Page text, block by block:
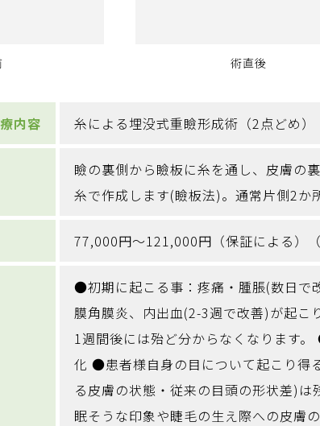
術直後
内容 糸による埋没式重瞼形成術（2点どめ）
瞼の裏側から瞼板に糸を通し、皮膚の
糸で作成します(瞼板法)。通常片側2か
77,000円～121,000円（保証による）（
●初期に起こる事：疼痛・腫脹(数日で
膜角膜炎、内出血(2-3週で改善)が起こ
1週間後には殆ど分からなくなります
化 ●患者様自身の目について起こり得
る皮膚の状態・従来の目頭の形状差)は
眠そうな印象や睫毛の生え際への皮膚